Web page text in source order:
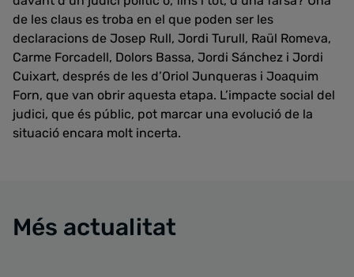
de les claus es troba en el que poden ser les
declaracions de Josep Rull, Jordi Turull, Raül Romeva,
Carme Forcadell, Dolors Bassa, Jordi Sánchez i Jordi
Cuixart, després de les d’Oriol Junqueras i Joaquim
Forn, que van obrir aquesta etapa. L’impacte social del
judici, que és públic, pot marcar una evolució de la
situació encara molt incerta.
Més actualitat